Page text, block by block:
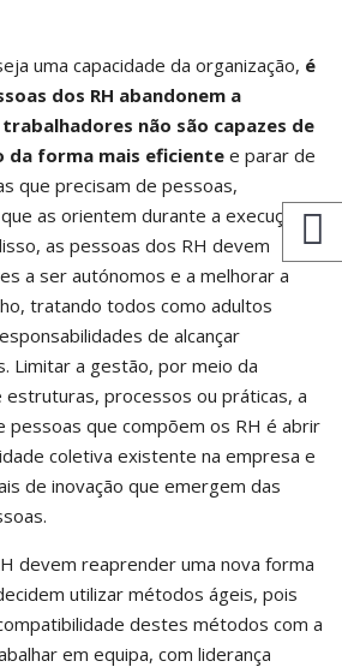
uma capacidade da organização, é
dos RH abandonem a
não são capazes de
da forma mais eficiente e parar de
que precisam de pessoas,
as orientem durante a execução
as pessoas dos RH devem
a ser autónomos e a melhorar a
tratando todos como adultos
de alcançar
Limitar a gestão, por meio da
estruturas, processos ou práticas, a
pessoas que compõem os RH é abrir
coletiva existente na empresa e
de inovação que emergem das
devem reaprender uma nova forma
utilizar métodos ágeis, pois
destes métodos com a
em equipa, com liderança